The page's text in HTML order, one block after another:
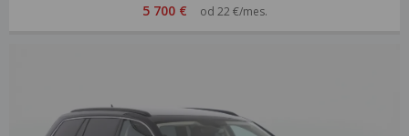
5 700 € od 22 €/mes.